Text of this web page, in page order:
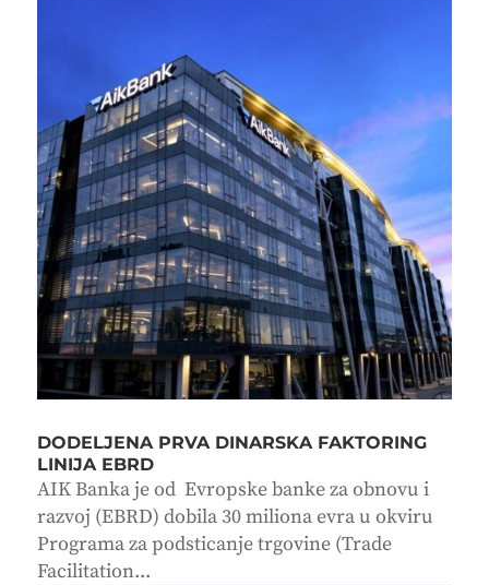
DODELJENA PRVA DINARSKA FAKTORING
LINIJA EBRD
AIK Banka je od Evropske banke za obnovu i
razvoj (EBRD) dobila 30 miliona evra u okviru
Programa za podsticanje trgovine (Trade
Facilitation...